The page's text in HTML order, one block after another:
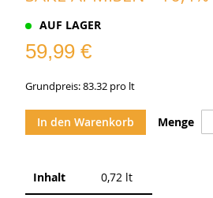
AUF LAGER
59,99 €
Grundpreis: 83.32 pro lt
Menge
In den Warenkorb
Weitere
Inhalt
0,72 lt